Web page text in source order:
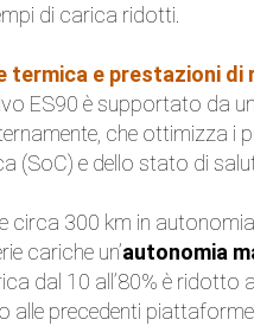
di carica ridotti.
termica e prestazioni di
ES90 è supportato da un
che ottimizza i
(SoC) e dello stato di
circa 300 km in
cariche un’autonomia
dal 10 all’80% è
alle precedenti